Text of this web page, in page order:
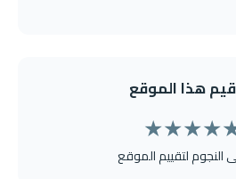
قيم هذا الموقع
★
★
★
★
النجوم لتقييم الموقع